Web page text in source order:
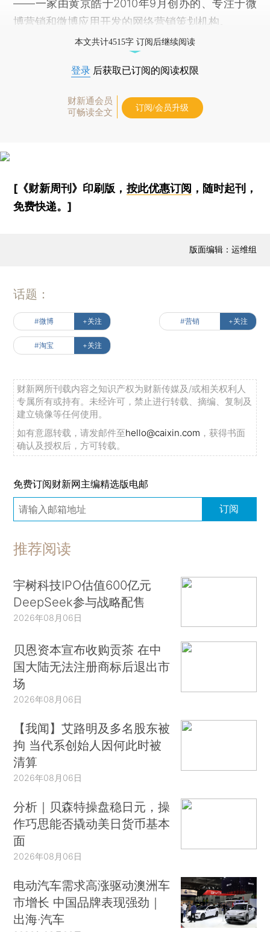
——一家由黄京皓于2010年9月创办的、专注于微
博营销和微博应用开发的网络营销策划机构。
本文共计4515字 订阅后继续阅读
登录 后获取已订阅的阅读权限
财新通会员
可畅读全文
订阅/会员升级
[《财新周刊》印刷版， 按此优惠订阅 ，随时起刊，
免费快递。]
版面编辑：运维组
话题：
#微博 +关注 #营销 +关注
#淘宝 +关注
财新网所刊载内容之知识产权为财新传媒及/或相关权利人
专属所有或持有。未经许可，禁止进行转载、摘编、复制及
建立镜像等任何使用。
如有意愿转载，请发邮件至hello@caixin.com ，获得书面
确认及授权后，方可转载。
免费订阅财新网主编精选版电邮
订阅
推荐阅读
宇树科技IPO估值600亿元
DeepSeek参与战略配售
2026年08月06日
贝恩资本宣布收购贡茶 在中
国大陆无法注册商标后退出市
场
2026年08月06日
【我闻】艾路明及多名股东被
拘 当代系创始人因何此时被
清算
2026年08月06日
分析｜贝森特操盘稳日元，操
作巧思能否撬动美日货币基本
面
2026年08月06日
电动汽车需求高涨驱动澳洲车
市增长 中国品牌表现强劲｜
出海·汽车